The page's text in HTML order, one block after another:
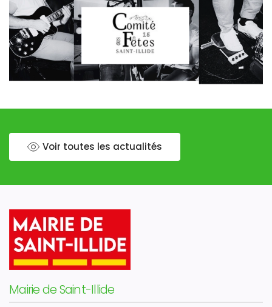
Voir toutes les actualités
Mairie de Saint-Illide